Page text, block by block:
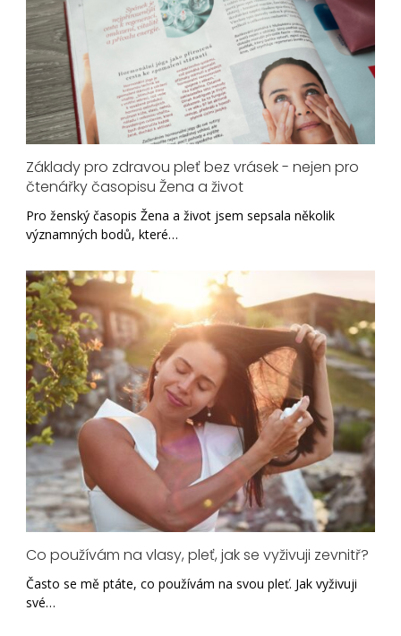
Základy pro zdravou pleť bez vrásek - nejen pro
čtenářky časopisu Žena a život
Pro ženský časopis Žena a život jsem sepsala několik
významných bodů, které…
Co používám na vlasy, pleť, jak se vyživuji zevnitř?
Často se mě ptáte, co používám na svou pleť. Jak vyživuji
své…